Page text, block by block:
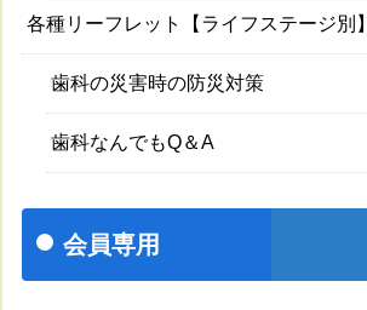
各種リーフレット【ライフステージ別】
歯科の災害時の防災対策
歯科なんでもQ＆A
会員専用